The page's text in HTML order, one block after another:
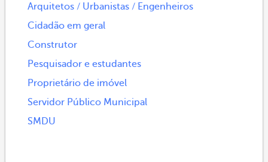
Arquitetos / Urbanistas / Engenheiros
Cidadão em geral
Construtor
Pesquisador e estudantes
Proprietário de imóvel
Servidor Público Municipal
SMDU